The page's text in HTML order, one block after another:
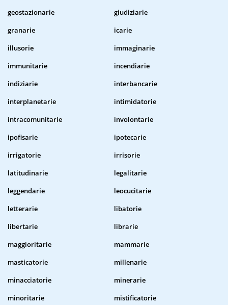
geostazionarie
giudiziarie
granarie
icarie
illusorie
immaginarie
immunitarie
incendiarie
indiziarie
interbancarie
interplanetarie
intimidatorie
intracomunitarie
involontarie
ipofisarie
ipotecarie
irrigatorie
irrisorie
latitudinarie
legalitarie
leggendarie
leocucitarie
letterarie
libatorie
libertarie
librarie
maggioritarie
mammarie
masticatorie
millenarie
minacciatorie
minerarie
minoritarie
mistificatorie